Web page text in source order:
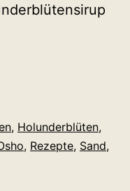
, Holunderblüten,
, Rezepte, Sand,